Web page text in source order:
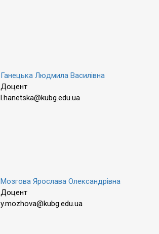
Ганецька Людмила Василівна
Доцент
l.hanetska@kubg.edu.ua
Мозгова Ярослава Олександрівна
Доцент
y.mozhova@kubg.edu.ua